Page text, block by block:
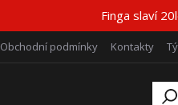
Finga slaví
Obchodní podmínky Kontakty